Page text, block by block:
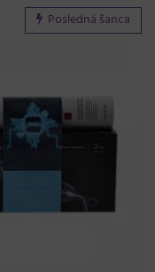
Posledná šanca